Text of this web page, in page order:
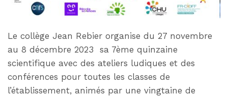
Le collège Jean Rebier organise du 27 novembre
au 8 décembre 2023 sa 7ème quinzaine
scientifique avec des ateliers ludiques et des
conférences pour toutes les classes de
l’établissement, animés par une vingtaine de